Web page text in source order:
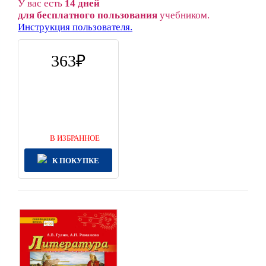
У вас есть 14 дней
для бесплатного пользования учебником.
Инструкция пользователя.
363
В ИЗБРАННОЕ
К ПОКУПКЕ